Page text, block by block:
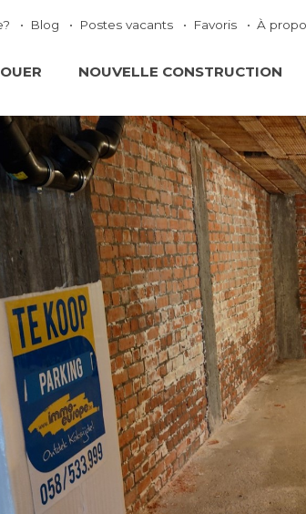
Blog Postes vacants Favoris À
NOUVELLE CONSTRUCTION